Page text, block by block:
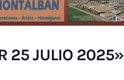
25 JULIO 2025»